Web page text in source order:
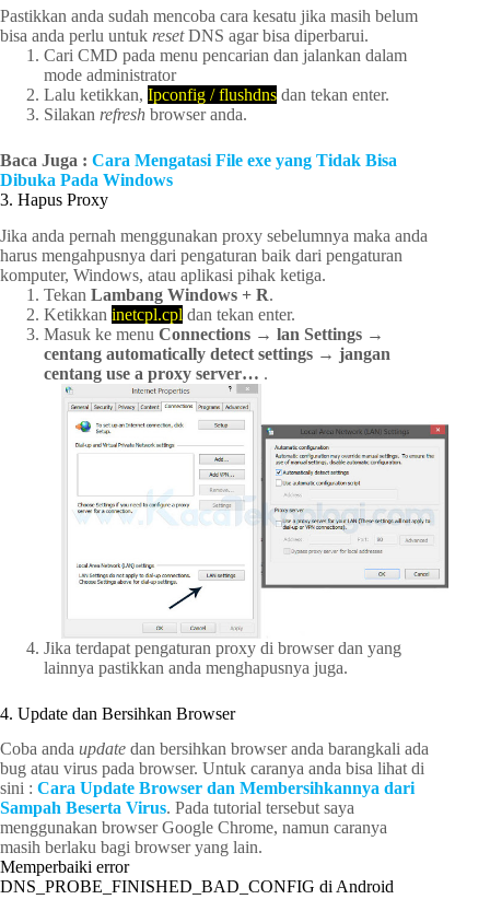
Pastikkan anda sudah mencoba cara kesatu jika masih belum
bisa anda perlu untuk resetDNS agar bisa diperbarui.
Cari CMD pada menu pencarian dan jalankan dalam
mode administrator
Lalu ketikkan, Ipconfig / flushdns dan tekan enter.
Silakan refresh browser anda.
Baca Juga : Cara Mengatasi File exe yang Tidak Bisa
Dibuka Pada Windows
3. Hapus Proxy
Jika anda pernah menggunakan proxy sebelumnya maka anda
harus mengahpusnya dari pengaturan baik dari pengaturan
komputer, Windows, atau aplikasi pihak ketiga.
Tekan Lambang Windows + R.
Ketikkan inetcpl.cpl dan tekan enter.
Masuk ke menu Connections → lan Settings →
centang automatically detect settings → jangan
centang use a proxy server… .
Jika terdapat pengaturan proxy di browser dan yang
lainnya pastikkan anda menghapusnya juga.
4. Update dan Bersihkan Browser
Coba anda update dan bersihkan browser anda barangkali ada
bug atau virus pada browser. Untuk caranya anda bisa lihat di
sini : Cara Update Browser dan Membersihkannya dari
Sampah Beserta Virus. Pada tutorial tersebut saya
menggunakan browser Google Chrome, namun caranya
masih berlaku bagi browser yang lain.
Memperbaiki error
DNS_PROBE_FINISHED_BAD_CONFIG di Android